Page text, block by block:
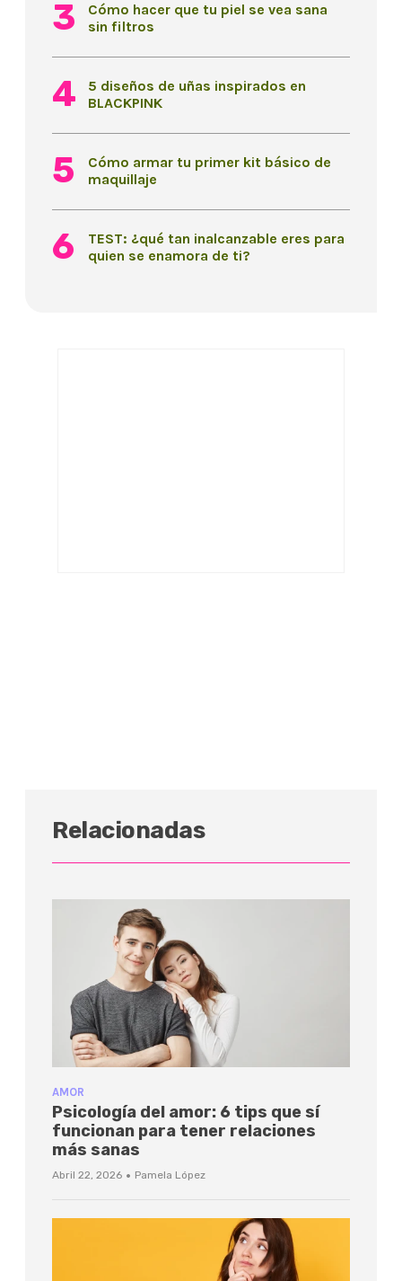
Cómo hacer que tu piel se vea sana
sin filtros
5 diseños de uñas inspirados en
BLACKPINK
Cómo armar tu primer kit básico de
maquillaje
TEST: ¿qué tan inalcanzable eres para
quien se enamora de ti?
Relacionadas
AMOR
Psicología del amor: 6 tips que sí
funcionan para tener relaciones
más sanas
Abril 22, 2026 · Pamela López